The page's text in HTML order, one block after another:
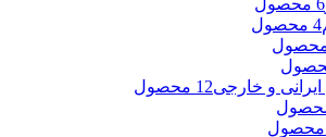
4 محصول
و خارجی12 محصول